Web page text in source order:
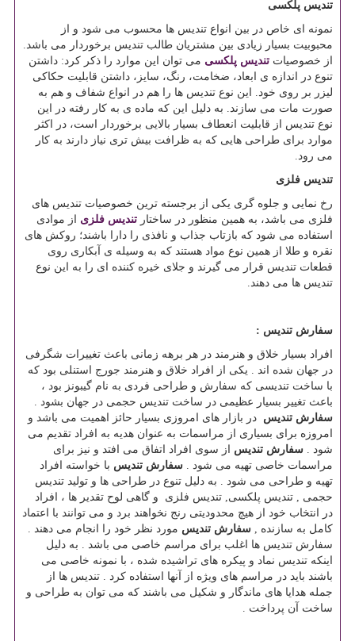
تندیس پلکسی
نمونه ای خاص در بین انواع تندیس ها محسوب می شود و از
محبوبیت بسیار زیادی بین مشتریان طالب تندیس برخوردار می باشد.
از خصوصیات تندیس پلکسی می توان این موارد را ذکر کرد: داشتن
تنوع در اندازه ی ابعاد، ضخامت، رنگ، سایز، داشتن قابلیت حکاکی
لیزر بر روی خود. این نوع تندیس ها را هم در انواع شفاف و هم به
صورت مات می سازند. به دلیل این که ماده ی به کار رفته در این
نوع تندیس از قابلیت انعطاف بسیار بالایی برخوردار است، در اکثر
موارد برای طراحی هایی که به ظرافت بیش تری نیاز دارند به کار
می رود.
تندیس فلزی
رخ نمایی و جلوه گری یکی از برجسته ترین خصوصیات تندیس های
فلزی می باشد، به همین منظور در ساختار تندیس فلزی از موادی
استفاده می شود که بازتاب جذاب و نافذی را دارا باشند؛ روکش های
نقره و طلا از همین نوع مواد هستند که به وسیله ی آبکاری روی
قطعات تندیس قرار می گیرند و جلای خیره کننده ای را به این نوع
تندیس ها می دهند.
سفارش تندیس :
افراد بسیار خلاق و هنرمند در هر برهه زمانی باعث تغییرات شگرفی
در جهان شده اند . یکی از افراد خلاق و هنرمند جورج استنلی بود که
با ساخت تندیسی که سفارش و طراحی فردی به نام گیبونز بود ،
باعث تغییر بسیار عظیمی در ساخت تندیس حجمی در جهان بشود .
سفارش تندیس در بازار های امروزی بسیار حائز اهمیت می باشد و
امروزه برای بسیاری از مراسمات به عنوان هدیه به افراد تقدیم می
شود . سفارش تندیس
از سوی افراد اتفاق می افتد و نیز برای
مراسمات خاصی تهیه می شود . سفارش تندیس با خواسته افراد
تهیه و طراحی می شود . به دلیل تنوع در طراحی ها و تولید تندیس
حجمی , تندیس پلکسی, تندیس فلزی و گاهی لوح تقدیر ها ، افراد
در انتخاب خود از هیچ محدودیتی رنج نخواهند برد و می توانند با اعتماد
کامل به سازنده , سفارش تندیس مورد نظر خود را انجام می دهند .
سفارش تندیس ها اغلب برای مراسم خاصی می باشد . به دلیل
اینکه تندیس نماد و پیکره های تراشیده شده ، با نمونه خاصی می
باشند باید در مراسم های ویژه از آنها استفاده کرد . تندیس ها از
جمله هدایا های ماندگار و شکیل می باشند که می توان به طراحی و
ساخت آن پرداخت .